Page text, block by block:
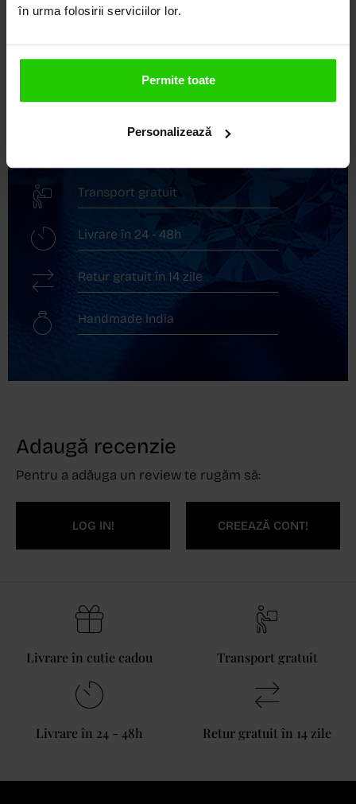
în urma folosirii serviciilor lor.
Permite toate
Personalizează
COZETTE este destinația ta de top pentru bijuterii
Ne mândrim cu o vastă experiență în realizarea celor
mai sofisticate bijuterii din aur, argint și pietre
Transport gratuit
Livrare în 24 - 48h
Retur gratuit în 14 zile
Handmade India
Adaugă recenzie
Pentru a adăuga un review te rugăm să:
LOG IN! CREEAZĂ CONT!
Livrare în cutie cadou Transport gratuit
Livrare în 24 - 48h Retur gratuit în 14 zile